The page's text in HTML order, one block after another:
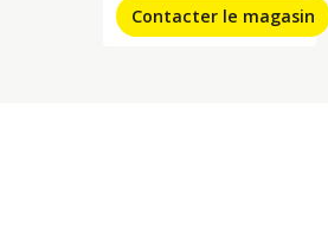
Contacter le magasin